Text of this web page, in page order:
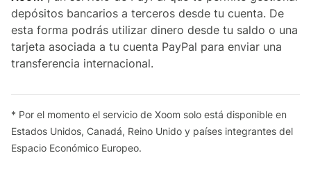
depósitos bancarios a terceros desde tu cuenta. De
esta forma podrás utilizar dinero desde tu saldo o una
tarjeta asociada a tu cuenta PayPal para enviar una
transferencia internacional.
* Por el momento el servicio de Xoom solo está disponible en
Estados Unidos, Canadá, Reino Unido y países integrantes del
Espacio Económico Europeo.